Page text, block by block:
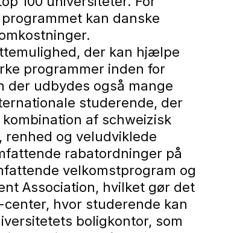
kan danske
der kan hjælpe
programmer inden for
der udbydes også mange
studerende, der
af schweizisk
og veludviklede
rabatordninger på
velkomstprogram og
Association, hvilket gør det
hvor studerende kan
boligkontor, som